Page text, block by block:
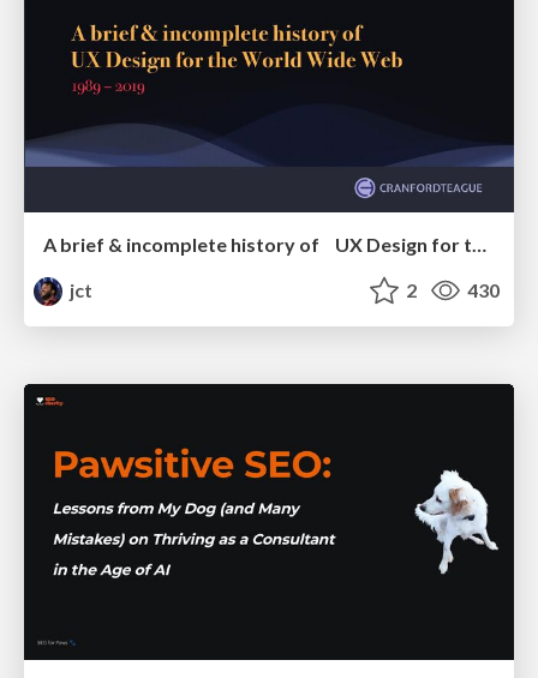
A brief & incomplete history of UX Design for the World Wide Web: 1989–2019
jct
2 430